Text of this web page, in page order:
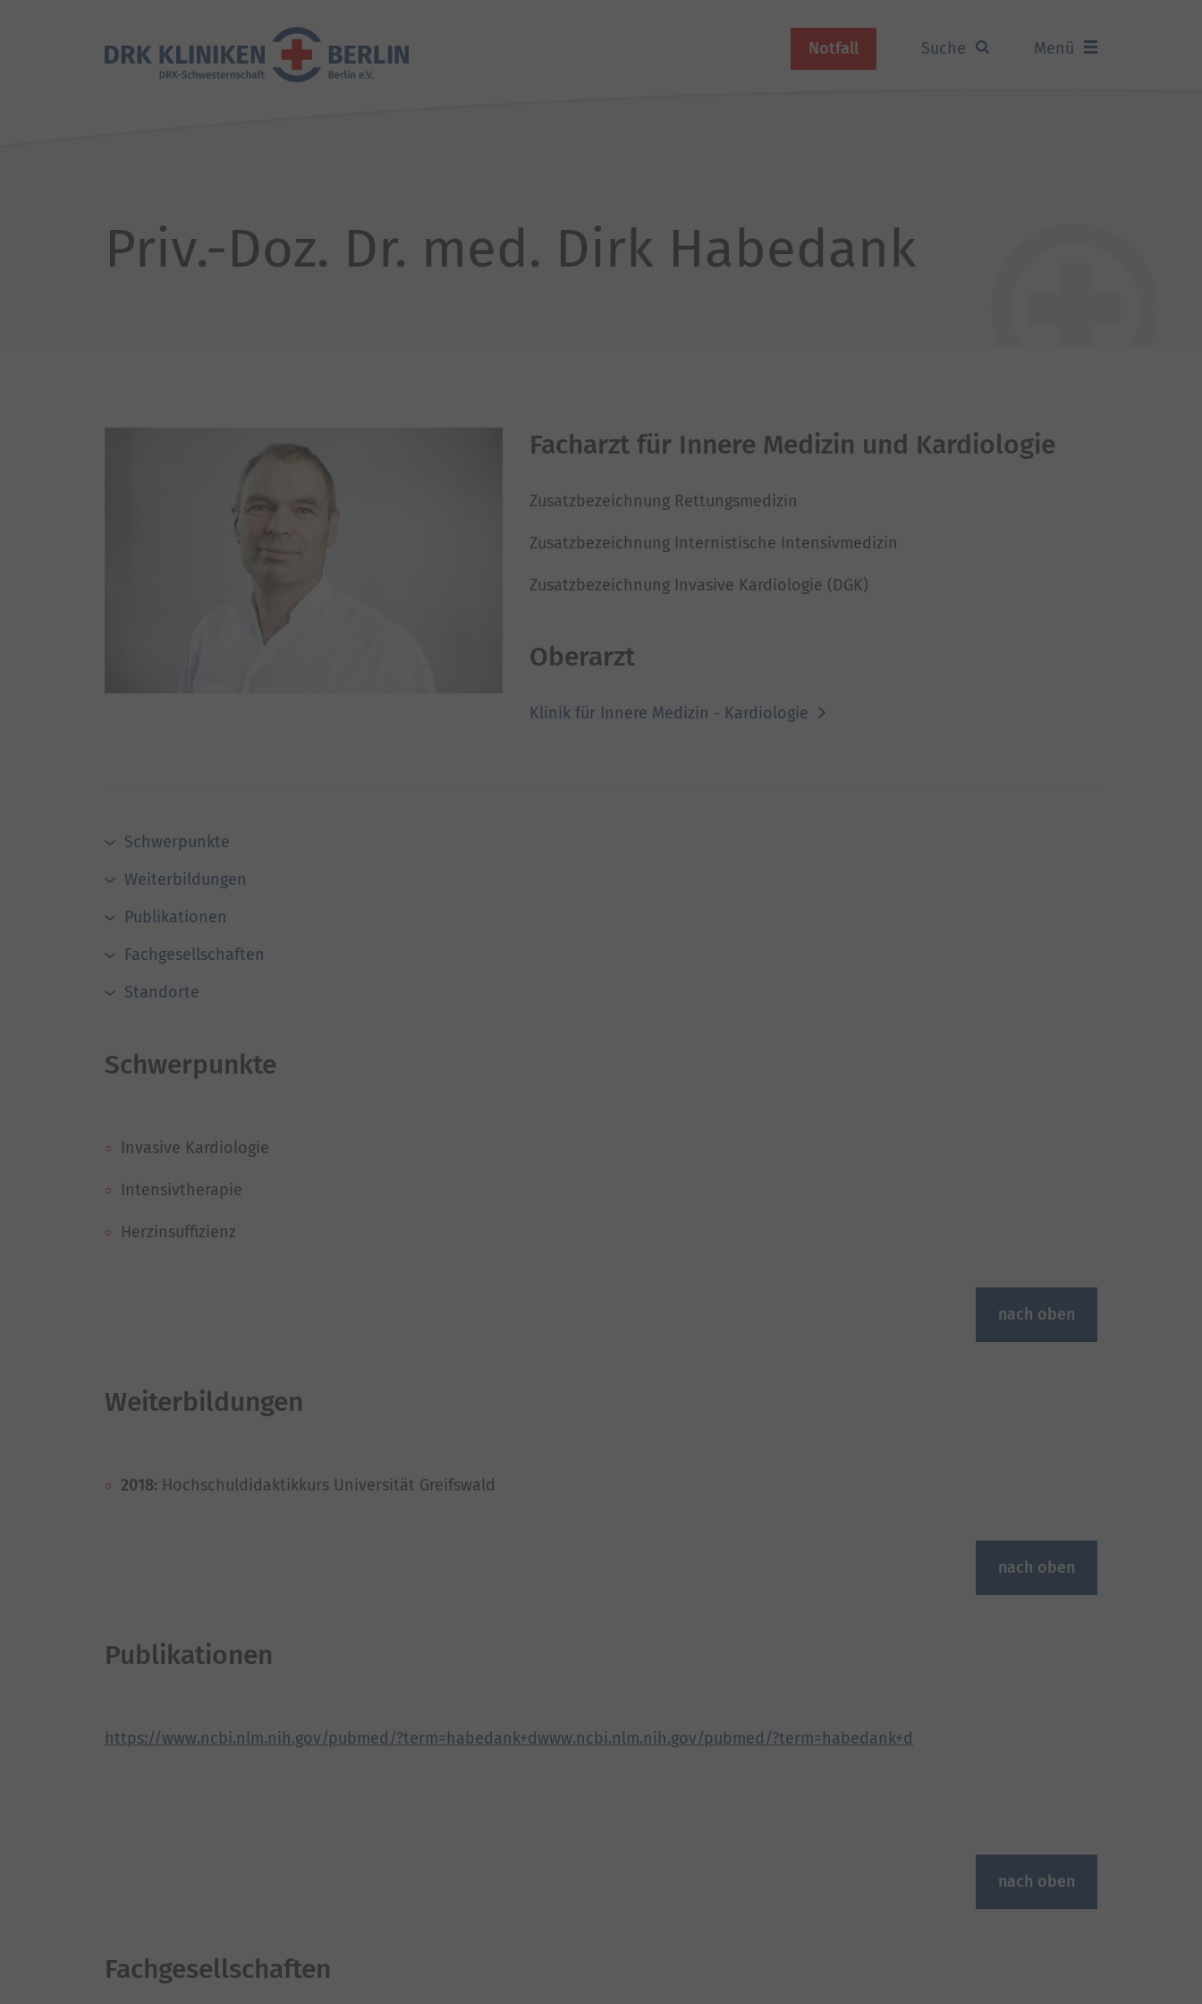
Notfall Suche Menü
Priv.-Doz. Dr. med. Dirk Habedank
Facharzt für Innere Medizin und Kardiologie
Zusatzbezeichnung Rettungsmedizin
Zusatzbezeichnung Internistische Intensivmedizin
Zusatzbezeichnung Invasive Kardiologie (DGK)
Oberarzt
Klinik für Innere Medizin - Kardiologie
Schwerpunkte
Weiterbildungen
Publikationen
Fachgesellschaften
Standorte
Schwerpunkte
Invasive Kardiologie
Intensivtherapie
Herzinsuffizienz
nach oben
Weiterbildungen
2018: Hochschuldidaktikkurs Universität Greifswald
nach oben
Publikationen
https://www.ncbi.nlm.nih.gov/pubmed/?term=habedank+dwww.ncbi.nlm.nih.gov/pubmed/?term=habedank+d
nach oben
Fachgesellschaften